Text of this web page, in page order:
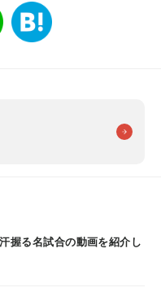
握る名試合の動画を紹介し